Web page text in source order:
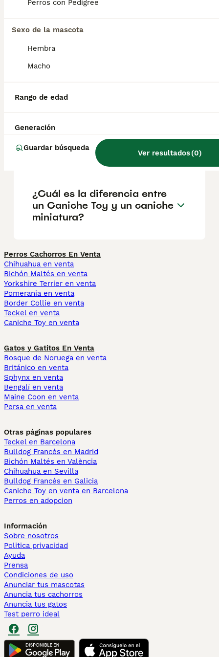
Perros con Pedigree
Sexo de la mascota
Hembra
Macho
Rango de edad
Generación
Guardar búsqueda
Ver resultados(0)
¿Cómo es el carácter de los
¿Cuál es la esperanza de
¿Qué color de caniche toy es
el más caro?
¿Cuál es la diferencia entre
un Caniche Toy y un caniche
miniatura?
Perros Cachorros En Venta
Chihuahua en venta
Bichón Maltés en venta
Yorkshire Terrier en venta
Pomerania en venta
Border Collie en venta
Teckel en venta
Caniche Toy en venta
Gatos y Gatitos En Venta
Bosque de Noruega en venta
Británico en venta
Sphynx en venta
Bengalí en venta
Maine Coon en venta
Persa en venta
Otras páginas populares
Teckel en Barcelona
Bulldog Francés en Madrid
Bichón Maltés en València
Chihuahua en Sevilla
Bulldog Francés en Galicia
Caniche Toy en venta en Barcelona
Perros en adopcion
Información
Sobre nosotros
Politica privacidad
Ayuda
Prensa
Condiciones de uso
Anunciar tus mascotas
Anuncia tus cachorros
Anuncia tus gatos
Test perro ideal